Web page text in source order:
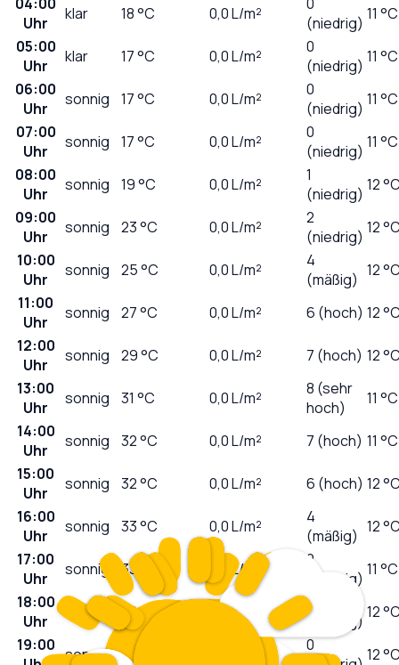
Uhr
klar 18°C 0,0L/m²
(niedrig) 11 °C
05:00
Uhr
klar 17°C 0,0L/m²
0
(niedrig) 11 °C
06:00
Uhr
sonnig 17°C 0,0L/m²
0
(niedrig) 11 °C
07:00
Uhr
sonnig 17°C 0,0L/m²
0
(niedrig) 11 °C
08:00
Uhr
sonnig 19°C 0,0L/m²
1
(niedrig) 12
09:00
Uhr
sonnig 23°C 0,0L/m²
2
(niedrig) 12
10:00
Uhr
sonnig 25°C 0,0L/m²
4
(mäßig) 12
11:00
Uhr
sonnig 27°C 0,0L/m² 6 (hoch) 12
12:00
Uhr
sonnig 29°C 0,0L/m² 7 (hoch) 12
13:00
Uhr
sonnig 31 °C 0,0L/m²
8 (sehr
hoch)
11 °C
14:00
Uhr
sonnig 32°C 0,0L/m² 7 (hoch) 11 °C
15:00
Uhr
sonnig 32°C 0,0L/m² 6 (hoch) 12
16:00
Uhr
sonnig 33°C 0,0L/m²
4
(mäßig) 12
17:00
Uhr
sonnig 33 °C 0,0 L/m²
2
(niedrig) 11 °C
18:00
Uhr
sonnig 32°C 0,0L/m²
1
(niedrig)12
19:00 sonnig 32
0
12